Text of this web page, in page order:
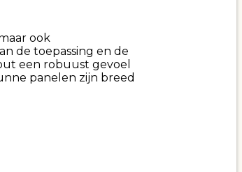
ook
de toepassing en de
een robuust gevoel
panelen zijn breed